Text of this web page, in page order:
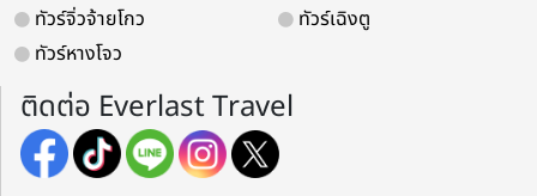
ทัวร์จิ่วจ้ายโกว
ทัวร์หางโจว
ทัวร์เฉิงตู
ติดต่อ Everlast Travel